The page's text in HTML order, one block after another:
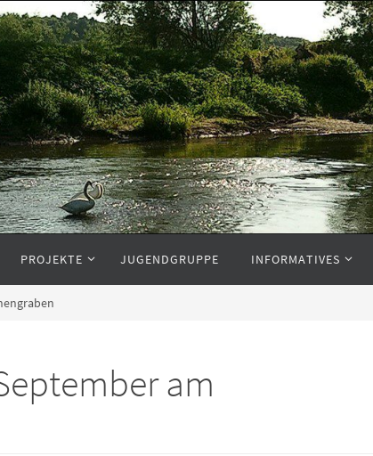
PROJEKTE JUGENDGRUPPE INFORMATIVES
am